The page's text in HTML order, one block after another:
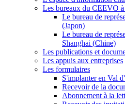
Les bureaux du CEEVO
Le bureau de
(Japon)
Le bureau de
Shanghai (Chine)
Les publications et
Les appuis aux entreprises
Les formulaires
S'implanter en Val
Recevoir de la
Abonnement à la